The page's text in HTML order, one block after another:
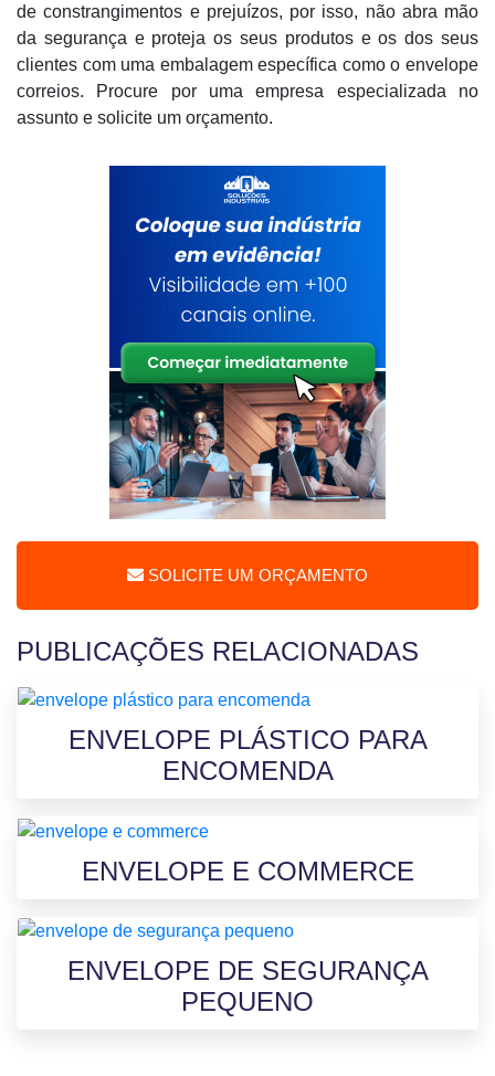
de constrangimentos e prejuízos, por isso, não abra mão
da segurança e proteja os seus produtos e os dos seus
clientes com uma embalagem específica como o envelope
correios. Procure por uma empresa especializada no
assunto e solicite um orçamento.
SOLICITE UM ORÇAMENTO
PUBLICAÇÕES RELACIONADAS
ENVELOPE PLÁSTICO PARA
ENCOMENDA
ENVELOPE E COMMERCE
ENVELOPE DE SEGURANÇA
PEQUENO